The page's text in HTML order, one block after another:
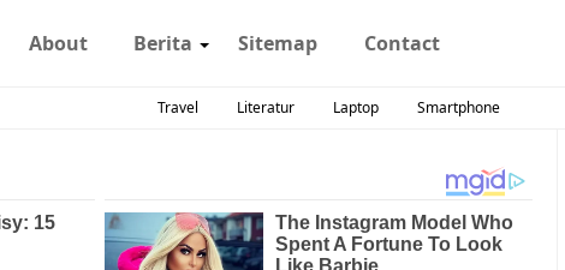
About Berita Sitemap Contact
Travel Literatur Laptop Smartphone